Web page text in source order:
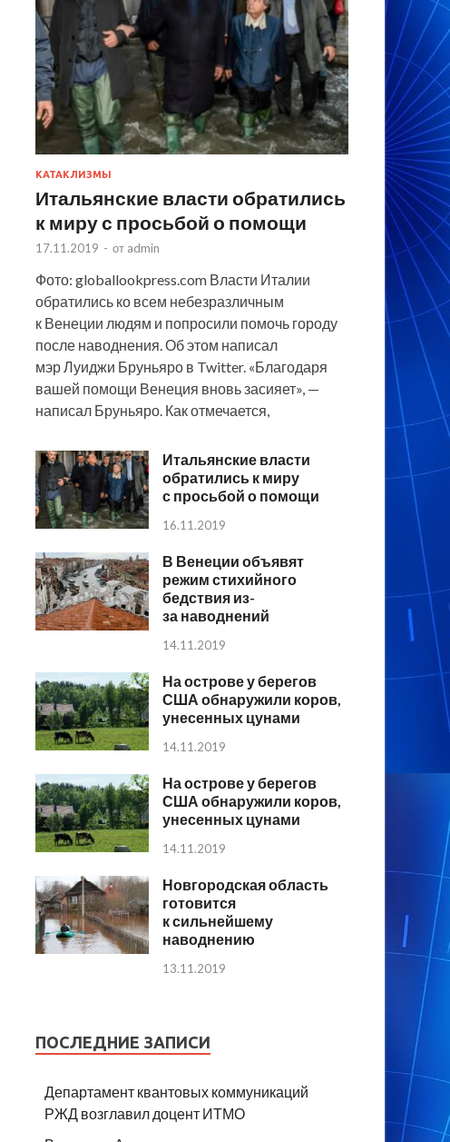
КАТАКЛИЗМЫ
Итальянские власти обратились
к миру с просьбой о помощи
17.11.2019 - от admin
Фото: globallookpress.com Власти Италии
обратились ко всем небезразличным
к Венеции людям и попросили помочь городу
после наводнения. Об этом написал
мэр Луиджи Бруньяро в Twitter. «Благодаря
вашей помощи Венеция вновь засияет», —
написал Бруньяро. Как отмечается,
Итальянские власти
обратились к миру
с просьбой о помощи
16.11.2019
В Венеции объявят
режим стихийного
бедствия из-
за наводнений
14.11.2019
На острове у берегов
США обнаружили коров,
унесенных цунами
14.11.2019
На острове у берегов
США обнаружили коров,
унесенных цунами
14.11.2019
Новгородская область
готовится
к сильнейшему
наводнению
13.11.2019
ПОСЛЕДНИЕ ЗАПИСИ
Департамент квантовых коммуникаций
РЖД возглавил доцент ИТМО